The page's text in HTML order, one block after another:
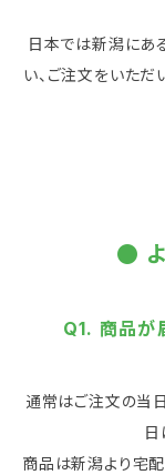
日本では新潟にあ
い、ご注文をいただ
● よ
Q1. 商品が
通常はご注文の当
日
商品は新潟より宅配